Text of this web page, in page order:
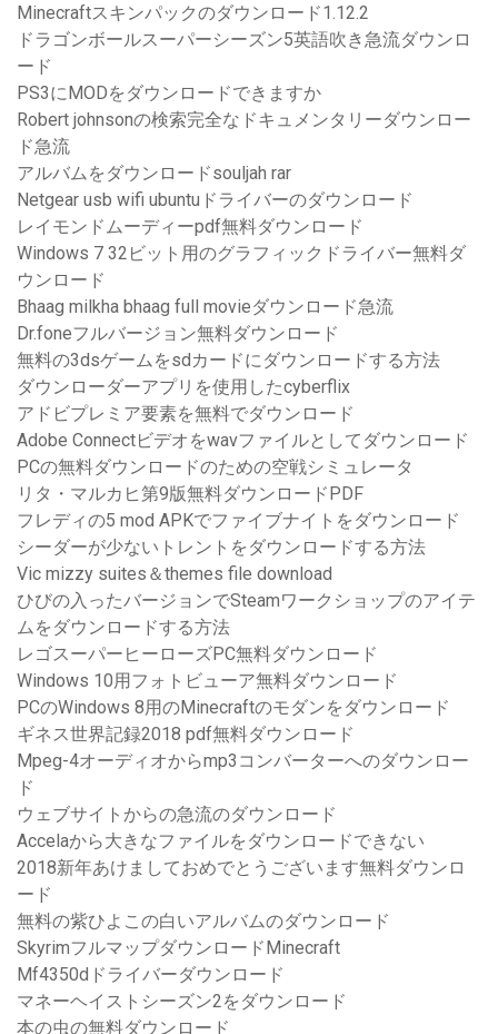
Minecraftスキンパックのダウンロード1.12.2
ドラゴンボールスーパーシーズン5英語吹き急流ダウンロ
ード
PS3にMODをダウンロードできますか
Robert johnsonの検索完全なドキュメンタリーダウンロー
ド急流
アルバムをダウンロードsouljah rar
Netgear usb wifi ubuntuドライバーのダウンロード
レイモンドムーディーpdf無料ダウンロード
Windows 7 32ビット用のグラフィックドライバー無料ダ
ウンロード
Bhaag milkha bhaag full movieダウンロード急流
Dr.foneフルバージョン無料ダウンロード
無料の3dsゲームをsdカードにダウンロードする方法
ダウンローダーアプリを使用したcyberflix
アドビプレミア要素を無料でダウンロード
Adobe Connectビデオをwavファイルとしてダウンロード
PCの無料ダウンロードのための空戦シミュレータ
リタ・マルカヒ第9版無料ダウンロードPDF
フレディの5 mod APKでファイブナイトをダウンロード
シーダーが少ないトレントをダウンロードする方法
Vic mizzy suites＆themes file download
ひびの入ったバージョンでSteamワークショップのアイテ
ムをダウンロードする方法
レゴスーパーヒーローズPC無料ダウンロード
Windows 10用フォトビューア無料ダウンロード
PCのWindows 8用のMinecraftのモダンをダウンロード
ギネス世界記録2018 pdf無料ダウンロード
Mpeg-4オーディオからmp3コンバーターへのダウンロー
ド
ウェブサイトからの急流のダウンロード
Accelaから大きなファイルをダウンロードできない
2018新年あけましておめでとうございます無料ダウンロ
ード
無料の紫ひよこの白いアルバムのダウンロード
SkyrimフルマップダウンロードMinecraft
Mf4350dドライバーダウンロード
マネーヘイストシーズン2をダウンロード
本の虫の無料ダウンロード